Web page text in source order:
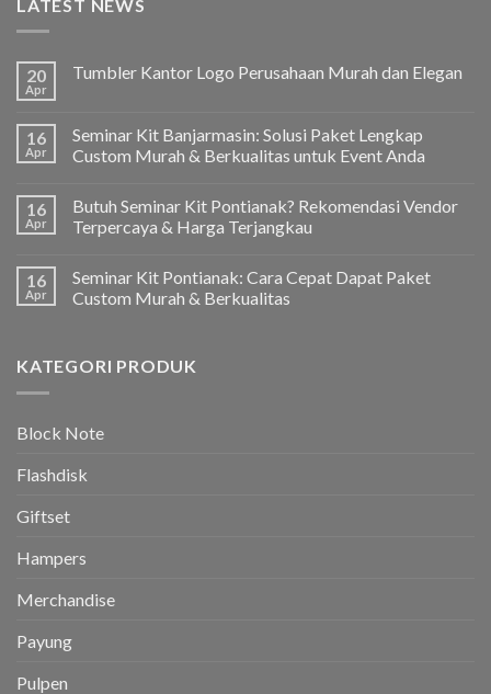
LATEST NEWS
20
Apr
Tumbler Kantor Logo Perusahaan Murah dan Elegan
16
Apr
Seminar Kit Banjarmasin: Solusi Paket Lengkap
Custom Murah & Berkualitas untuk Event Anda
16
Apr
Butuh Seminar Kit Pontianak? Rekomendasi Vendor
Terpercaya & Harga Terjangkau
16
Apr
Seminar Kit Pontianak: Cara Cepat Dapat Paket
Custom Murah & Berkualitas
KATEGORI PRODUK
Block Note
Flashdisk
Giftset
Hampers
Merchandise
Payung
Pulpen